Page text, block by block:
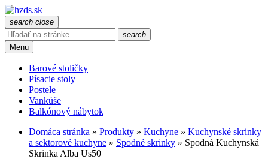
search close
search
Menu
Barové stoličky
Písacie stoly
Postele
Vankúše
Balkónový nábytok
Domáca stránka » Produkty » Kuchyne » Kuchynské skrinky
a sektorové kuchyne » Spodné skrinky » Spodná Kuchynská
Skrinka Alba Us50